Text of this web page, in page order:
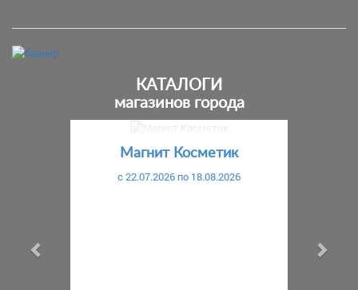
КАТАЛОГИ
магазинов города
Магнит Косметик
c 22.07.2026 по 18.08.2026